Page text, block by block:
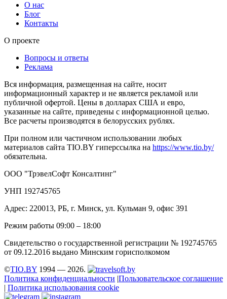
О нас
Блог
Контакты
О проекте
Вопросы и ответы
Реклама
Вся информация, размещенная на сайте, носит
информационный характер и не является рекламой или
публичной офертой. Цены в долларах США и евро,
указанные на сайте, приведены с информационной целью.
Все расчеты производятся в белорусских рублях.
При полном или частичном использовании любых
материалов сайта TIO.BY гиперссылка на https://www.tio.by/
обязательна.
ООО "ТрэвелСофт Консалтинг"
УНП 192745765
Адрес: 220013, РБ, г. Минск, ул. Кульман 9, офис 391
Режим работы 09:00 – 18:00
Свидетельство о государственной регистрации № 192745765
от 09.12.2016 выдано Минским горисполкомом
©TIO.BY 1994 — 2026.
Политика конфиденциальности |Пользовательское соглашение
| Политика использования cookie